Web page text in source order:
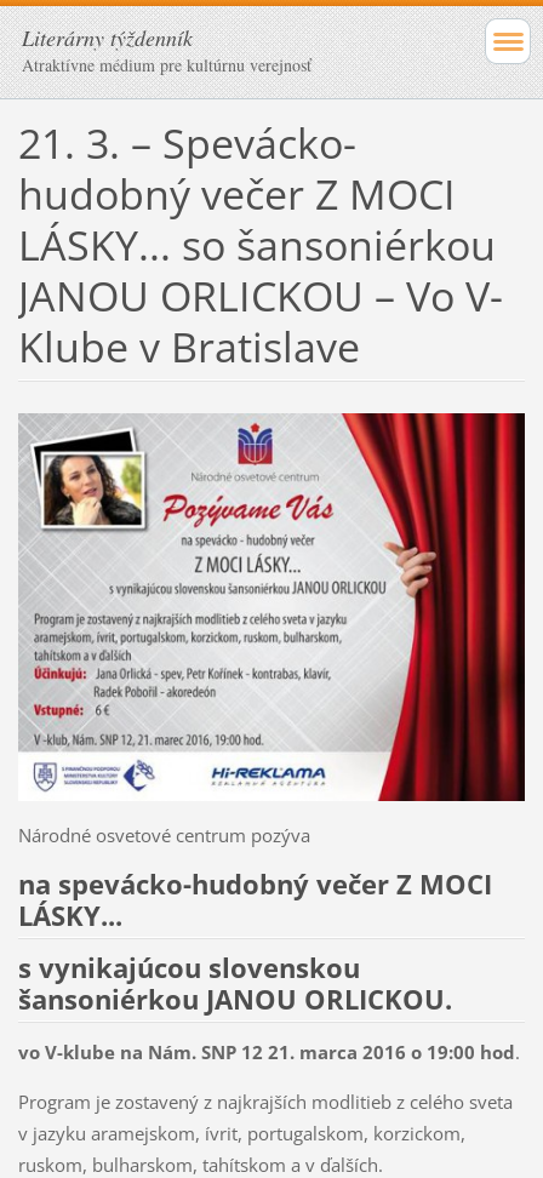
Literárny týždenník
Atraktívne médium pre kultúrnu verejnosť
21. 3. – Spevácko-
hudobný večer Z MOCI
LÁSKY... so šansoniérkou
JANOU ORLICKOU – Vo V-
Klube v Bratislave
Národné osvetové centrum pozýva
na spevácko-hudobný večer Z MOCI
LÁSKY...
s vynikajúcou slovenskou
šansoniérkou JANOU ORLICKOU.
vo V-klube na Nám. SNP 12 21. marca 2016 o 19:00 hod.
Program je zostavený z najkrajších modlitieb z celého sveta
v jazyku aramejskom, ívrit, portugalskom, korzickom,
ruskom, bulharskom, tahítskom a v ďalších.